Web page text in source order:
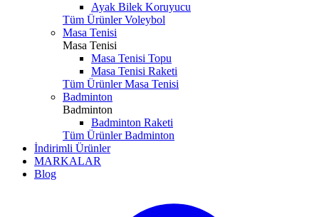
Ayak Bilek Koruyucu
Tüm Ürünler Voleybol
Masa Tenisi
Masa Tenisi
Masa Tenisi Topu
Masa Tenisi Raketi
Tüm Ürünler Masa Tenisi
Badminton
Badminton
Badminton Raketi
Tüm Ürünler Badminton
İndirimli Ürünler
MARKALAR
Blog